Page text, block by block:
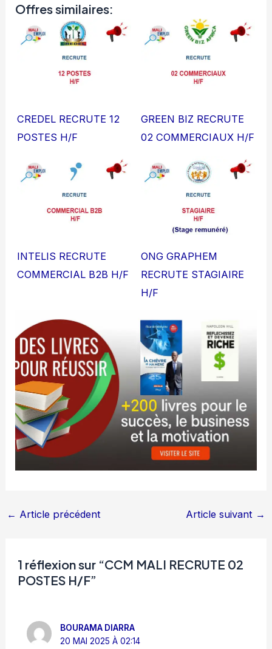
Offres similaires:
CREDEL RECRUTE 12
POSTES H/F
GREEN BIZ RECRUTE
02 COMMERCIAUX H/F
INTELIS RECRUTE
COMMERCIAL B2B H/F
ONG GRAPHEM
RECRUTE STAGIAIRE
H/F
← Article précédent Article suivant →
1 réflexion sur “CCM MALI RECRUTE 02
POSTES H/F”
BOURAMA DIARRA
20 MAI 2025 À 02:14